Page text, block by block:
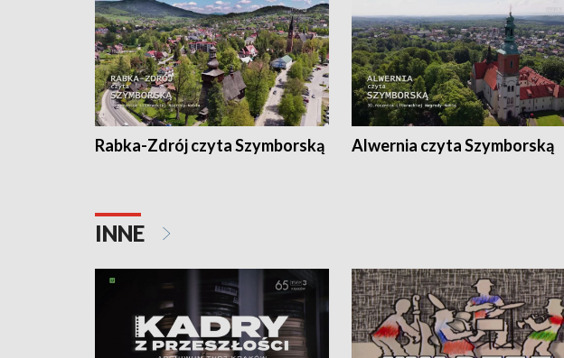
Rabka-Zdrój czyta Szymborską Alwernia czyta Szymborską
INNE